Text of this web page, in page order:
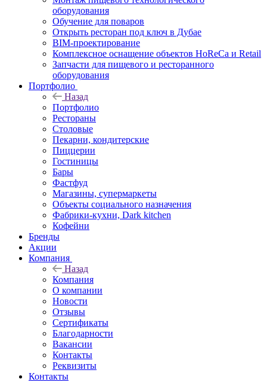
оборудования
Обучение для поваров
Открыть ресторан под ключ в Дубае
BIM-проектирование
Комплексное оснащение объектов HoReCa и Retail
Запчасти для пищевого и ресторанного
оборудования
Портфолио
Назад
Портфолио
Рестораны
Столовые
Пекарни, кондитерские
Пиццерии
Гостиницы
Бары
Фастфуд
Магазины, супермаркеты
Объекты социального назначения
Фабрики-кухни, Dark kitchen
Кофейни
Бренды
Акции
Компания
Назад
Компания
О компании
Новости
Отзывы
Сертификаты
Благодарности
Вакансии
Контакты
Реквизиты
Контакты